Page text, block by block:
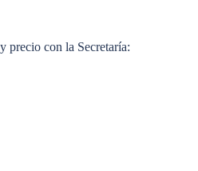
precio con la Secretaría: